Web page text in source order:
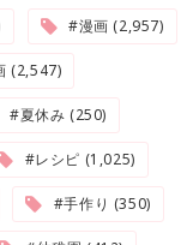
#漫画 (2,957)
(2,547)
#夏休み (250)
#レシピ (1,025)
#手作り (350)